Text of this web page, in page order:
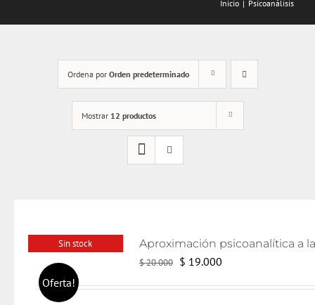
Inicio Psicoanálisis
Ordena por Orden predeterminado
Mostrar 12 productos
Sin stock
Oferta!
$20.000 El
$ 19.000El